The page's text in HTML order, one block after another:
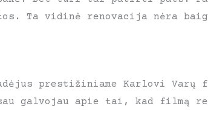
Ta vidinė renovacija nėra
prestižiniame Karlovi
galvojau apie tai, kad filmą